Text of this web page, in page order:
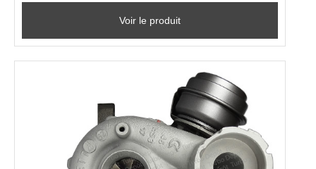
Voir le produit